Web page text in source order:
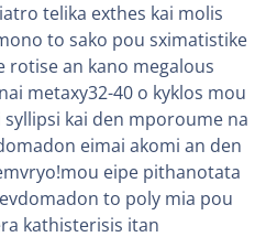
telika exthes kai molis
to sako pou sximatistike
rotise an kano megalous
metaxy32-40 o kyklos mou
kai den mporoume na
eimai akomi an den
eipe pithanotata
to poly mia pou
kathisterisis itan